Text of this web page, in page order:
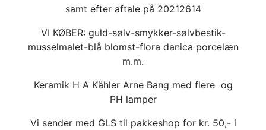
samt efter aftale på 20212614
VI KØBER: guld-sølv-smykker-sølvbestik-
musselmalet-blå blomst-flora danica porcelæn
m.m.
Keramik H A Kähler Arne Bang med flere og
PH lamper
Vi sender med GLS til pakkeshop for kr. 50,- i